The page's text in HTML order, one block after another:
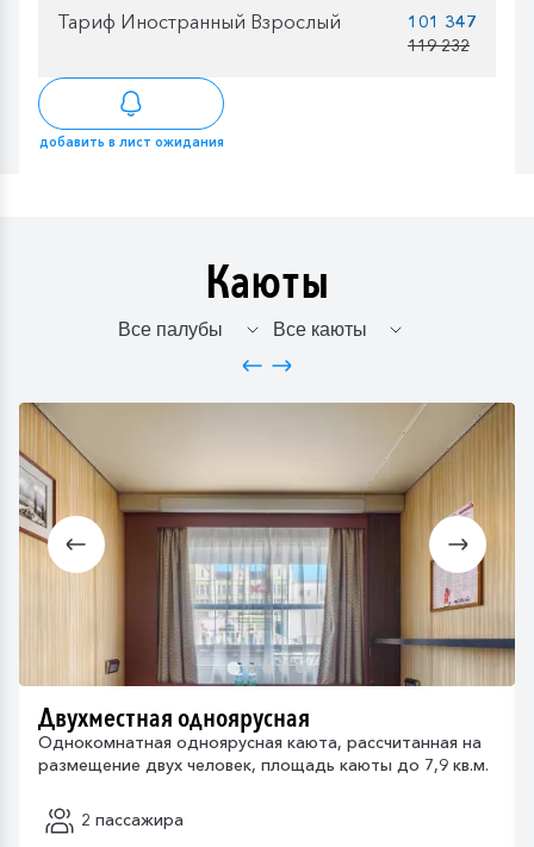
Тариф Иностранный Взрослый
101 347
119 232
добавить в лист ожидания
Каюты
Двухместная одноярусная
Однокомнатная одноярусная каюта, рассчитанная на
размещение двух человек, площадь каюты до 7,9 кв.м.
2 пассажира